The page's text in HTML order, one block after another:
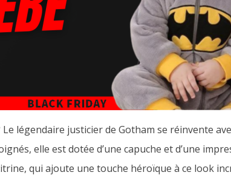
Le légendaire justicier de Gotham se réinvente
elle est dotée d’une capuche et d’une
qui ajoute une touche héroïque à ce look